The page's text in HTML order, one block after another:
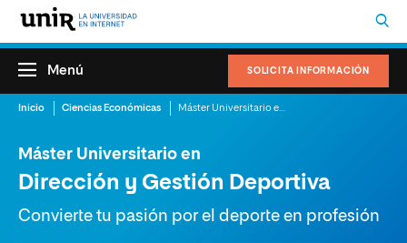
SOLICITA INFORMACIÓN
Menú
Inicio Ciencias Económicas
Máster Universitario en
Dirección y Gestión Deportiva
Convierte tu pasión por el deporte en profesión